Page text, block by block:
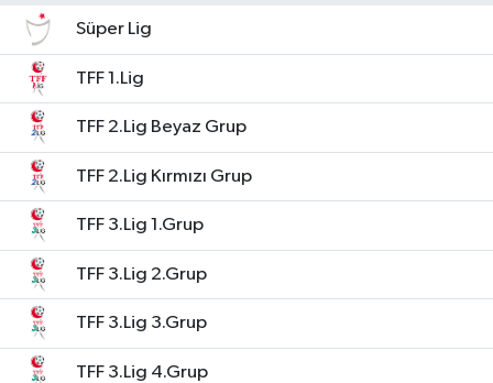
Süper Lig
TFF 1.Lig
TFF 2.Lig Beyaz Grup
TFF 2.Lig Kırmızı Grup
TFF 3.Lig 1.Grup
TFF 3.Lig 2.Grup
TFF 3.Lig 3.Grup
TFF 3.Lig 4.Grup